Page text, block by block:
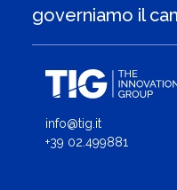
governiamo il
info@tig.it
+39 02.499881